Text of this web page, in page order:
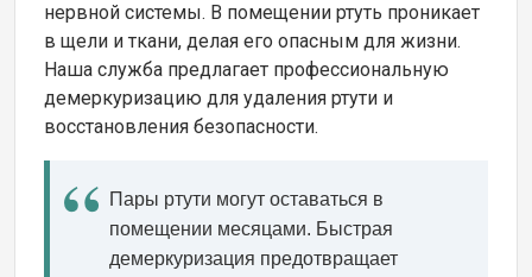
нервной системы. В помещении ртуть проникает
в щели и ткани, делая его опасным для жизни.
Наша служба предлагает профессиональную
демеркуризацию для удаления ртути и
восстановления безопасности.
Пары ртути могут оставаться в
помещении месяцами. Быстрая
демеркуризация предотвращает